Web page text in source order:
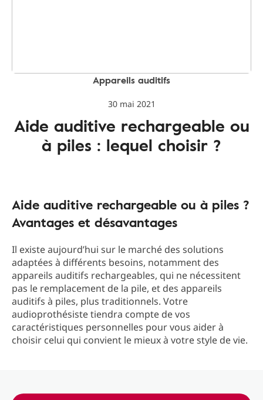
Appareils auditifs
30 mai 2021
Aide auditive rechargeable ou
à piles : lequel choisir ?
Aide auditive rechargeable ou à piles ?
Avantages et désavantages
Il existe aujourd’hui sur le marché des solutions
adaptées à différents besoins, notamment des
appareils auditifs rechargeables, qui ne nécessitent
pas le remplacement de la pile, et des appareils
auditifs à piles, plus traditionnels. Votre
audioprothésiste tiendra compte de vos
caractéristiques personnelles pour vous aider à
choisir celui qui convient le mieux à votre style de vie.